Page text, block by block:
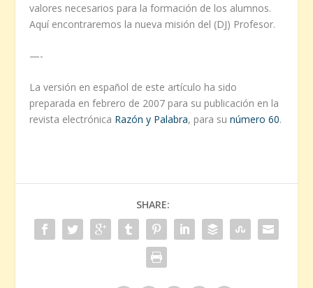
valores necesarios para la formación de los alumnos.
Aquí encontraremos la nueva misión del (DJ) Profesor.
—-
La versión en español de este artículo ha sido
preparada en febrero de 2007 para su publicación en la
revista electrónica Razón y Palabra, para sunúmero 60.
SHARE: